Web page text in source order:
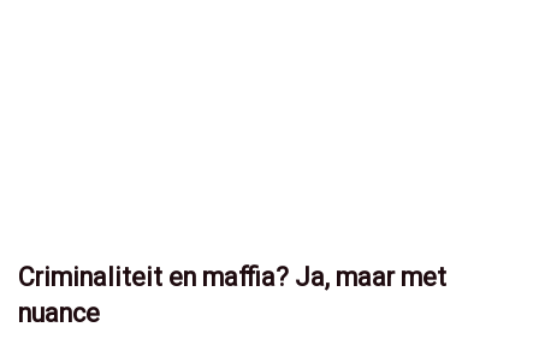
Criminaliteit en maffia? Ja, maar met
nuance